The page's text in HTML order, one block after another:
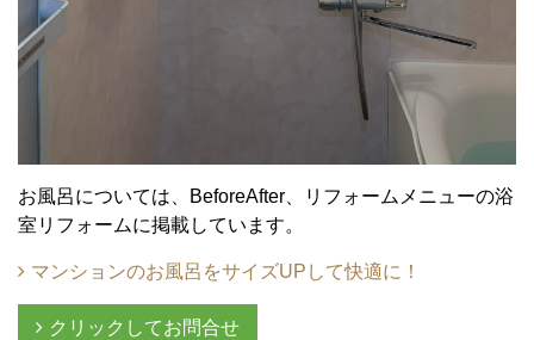
お風呂については、BeforeAfter、リフォームメニューの浴
室リフォームに掲載しています。
マンションのお風呂をサイズUPして快適に！
クリックしてお問合せ